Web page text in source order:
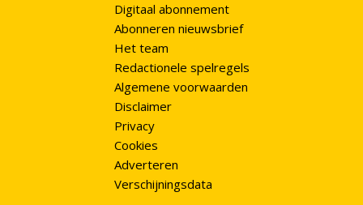
Digitaal abonnement
Abonneren nieuwsbrief
Het team
Redactionele spelregels
Algemene voorwaarden
Disclaimer
Privacy
Cookies
Adverteren
Verschijningsdata